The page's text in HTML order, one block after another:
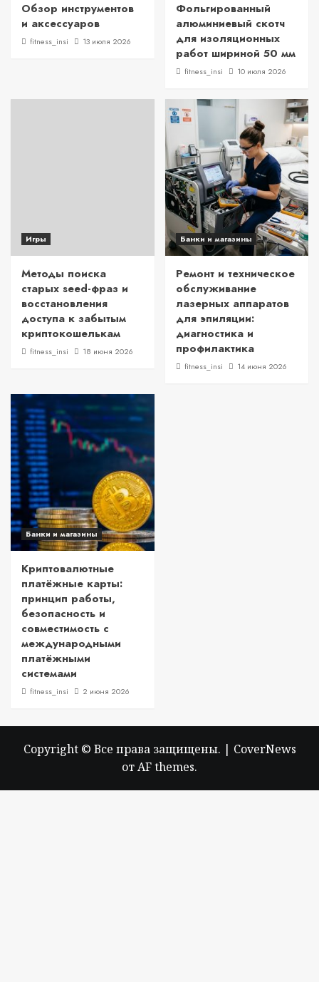
Обзор инструментов
и аксессуаров
fitness_insi 13 июля 2026
Фольгированный
алюминиевый скотч
для изоляционных
работ шириной 50 мм
fitness_insi 10 июля 2026
Игры
Методы поиска
старых seed-фраз и
восстановления
доступа к забытым
криптокошелькам
fitness_insi 18 июня 2026
Банки и магазины
Ремонт и техническое
обслуживание
лазерных аппаратов
для эпиляции:
диагностика и
профилактика
fitness_insi 14 июня 2026
Банки и магазины
Криптовалютные
платёжные карты:
принцип работы,
безопасность и
совместимость с
международными
платёжными
системами
fitness_insi 2 июня 2026
Copyright © Все права защищены. | CoverNews
от AF themes.